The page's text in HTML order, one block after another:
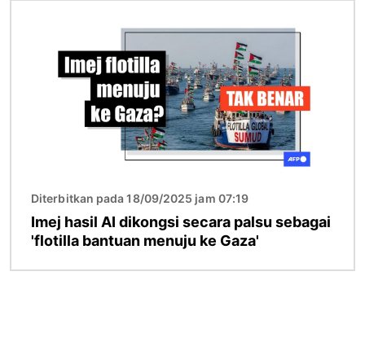
Diterbitkan pada 18/09/2025 jam 07:19
Imej hasil AI dikongsi secara palsu sebagai
'flotilla bantuan menuju ke Gaza'